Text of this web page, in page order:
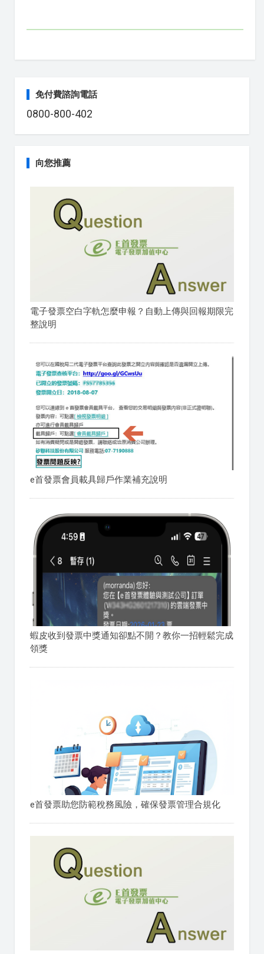
免付費諮詢電話
0800-800-402
向您推薦
電子發票空白字軌怎麼申報？自動上傳與回報期限完
整說明
e首發票會員載具歸戶作業補充說明
蝦皮收到發票中獎通知卻點不開？教你一招輕鬆完成
領獎
e首發票助您防範稅務風險，確保發票管理合規化